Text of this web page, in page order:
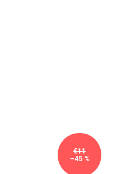
€11
–45 %